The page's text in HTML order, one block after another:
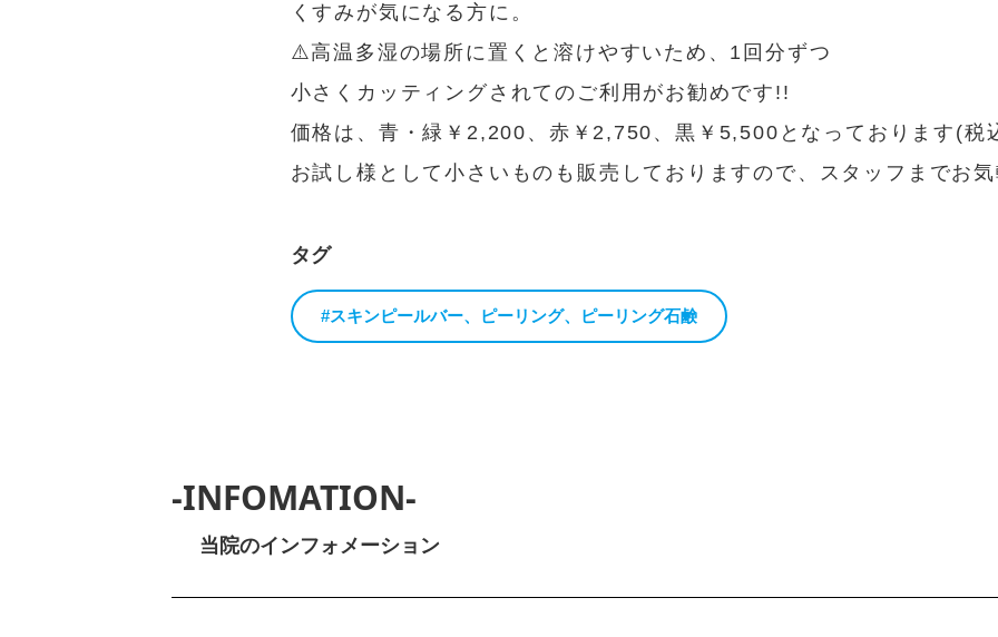
くすみが気になる方に。
⚠️高温多湿の場所に置くと溶けやすいため、1回分ずつ
小さくカッティングされてのご利用がお勧めです!!
価格は、青・緑￥2,200、赤￥2,750、黒￥5,500となっております(税
お試し様として小さいものも販売しておりますので、スタッフまでお
タグ
#スキンピールバー、ピーリング、ピーリング石鹸
-INFOMATION-
当院のインフォメーション